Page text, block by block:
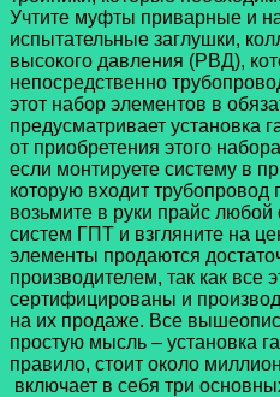
Учтите муфты приварные и
испытательные заглушки,
высокого давления (РВД),
непосредственно
этот набор элементов в
предусматривает установка
от приобретения этого
если монтируете систему в
которую входит трубопровод
возьмите в руки прайс
систем ГПТ и взгляните на
элементы продаются
производителем, так как все
сертифицированы и
на их продаже. Все
простую мысль – установка
правило, стоит около
включает в себя три